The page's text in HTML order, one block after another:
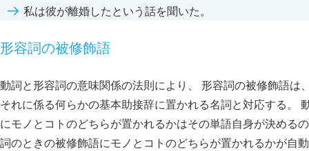
私は彼が離婚したという話を聞いた。
形容詞の被修飾語
動詞と形容詞の意味関係の法則により、 形容詞の被修飾語は
それに係る何らかの基本助接辞に置かれる名詞と対応する。
にモノとコトのどちらが置かれるかはその単語自身が決める
詞のときの被修飾語にモノとコトのどちらが置かれるかが自